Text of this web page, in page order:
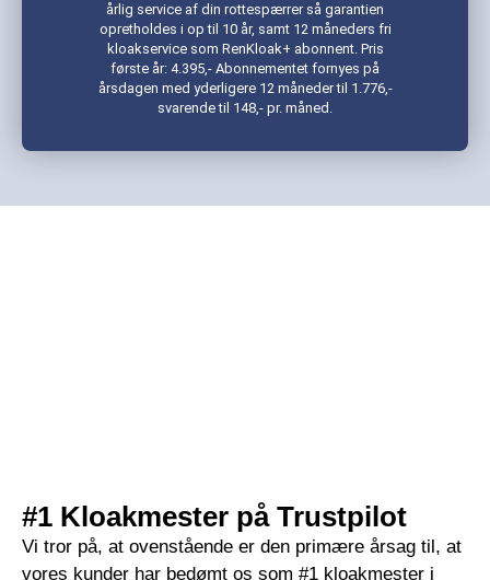
årlig service af din rottespærrer så garantien
opretholdes i op til 10 år, samt 12 måneders fri
kloakservice som RenKloak+ abonnent. Pris
første år: 4.395,- Abonnementet fornyes på
årsdagen med yderligere 12 måneder til 1.776,-
svarende til 148,- pr. måned.
#1 Kloakmester på Trustpilot
Vi tror på, at ovenstående er den primære årsag til, at
vores kunder har bedømt os som #1 kloakmester i